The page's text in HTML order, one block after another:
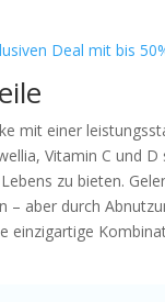
Deal mit bis
mit einer
Vitamin C und
zu bieten.
– aber durch
einzigartige